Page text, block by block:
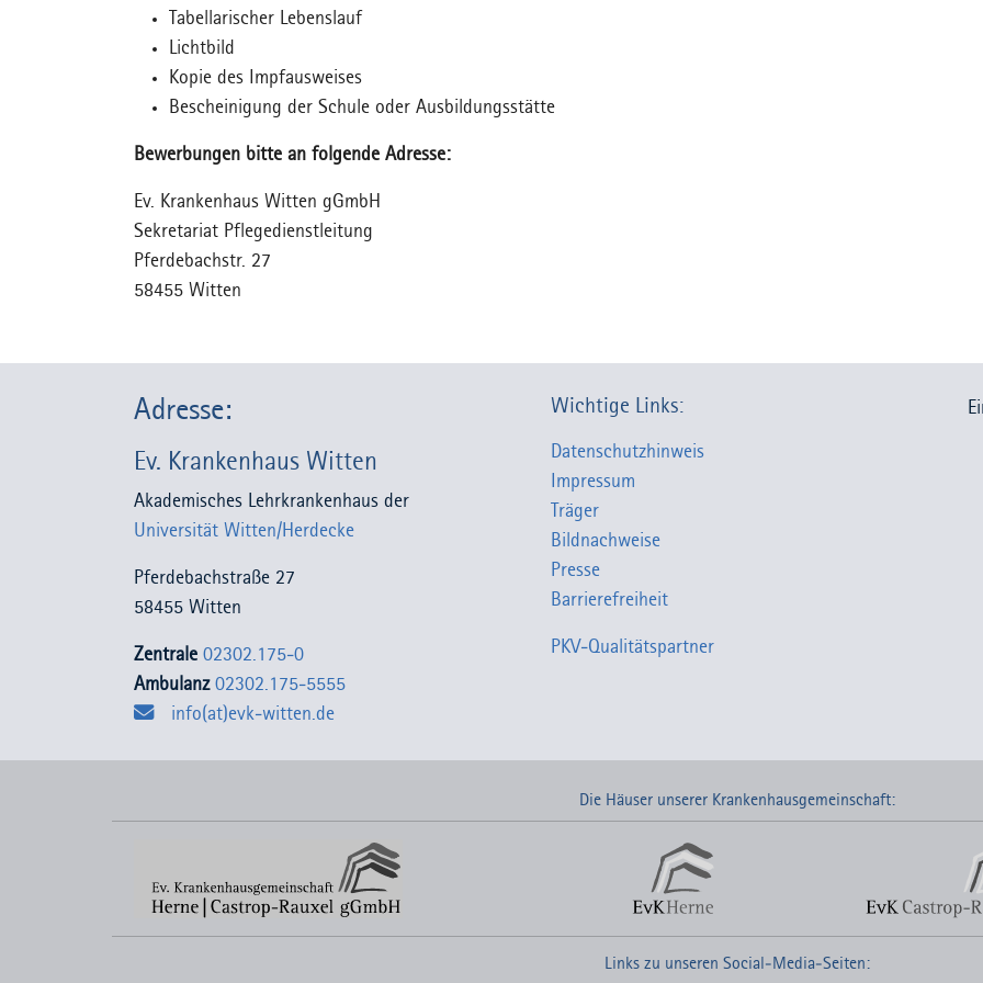
Tabellarischer Lebenslauf
Lichtbild
Kopie des Impfausweises
Bescheinigung der Schule oder Ausbildungsstätte
Bewerbungen bitte an folgende Adresse:
Ev. Krankenhaus Witten gGmbH
Sekretariat Pflegedienstleitung
Pferdebachstr. 27
58455 Witten
Adresse:
Ev. Krankenhaus Witten
Akademisches Lehrkrankenhaus der
Universität Witten/Herdecke
Pferdebachstraße 27
58455 Witten
Zentrale 02302.175-0
Ambulanz 02302.175-5555
info(at)evk-witten.de
Wichtige Links:
Datenschutzhinweis
Impressum
Träger
Bildnachweise
Presse
Barrierefreiheit
PKV-Qualitätspartner
Die Häuser unserer Krankenhausgemeinschaft:
Links zu unseren Social-Media-Seiten: